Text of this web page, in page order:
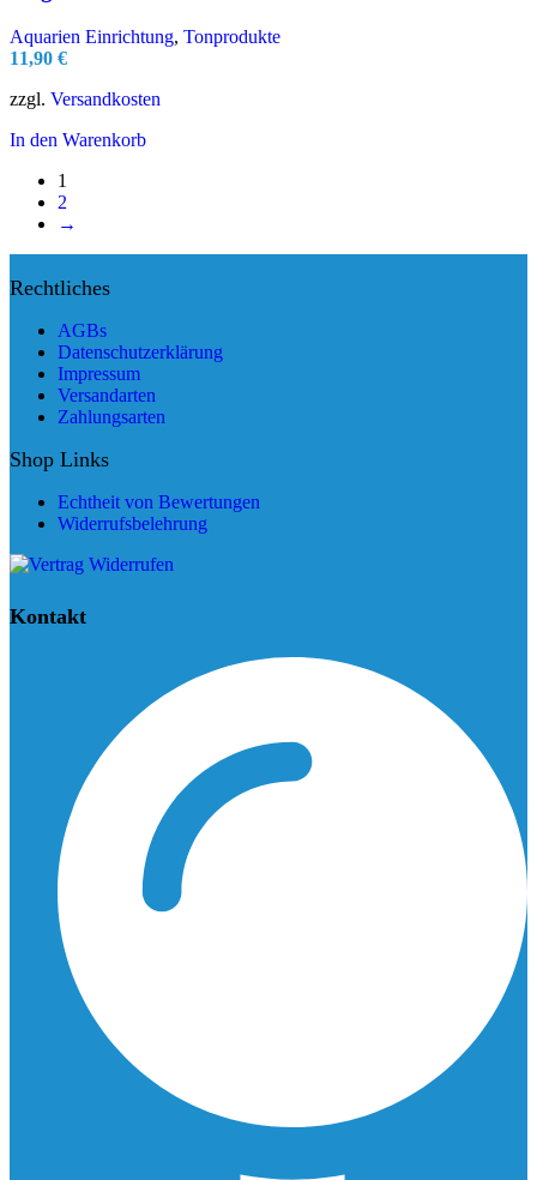
Aquarien Einrichtung, Tonprodukte
11,90 €
zzgl. Versandkosten
In den Warenkorb
1
2
→
Rechtliches
AGBs
Datenschutzerklärung
Impressum
Versandarten
Zahlungsarten
Shop Links
Echtheit von Bewertungen
Widerrufsbelehrung
Kontakt